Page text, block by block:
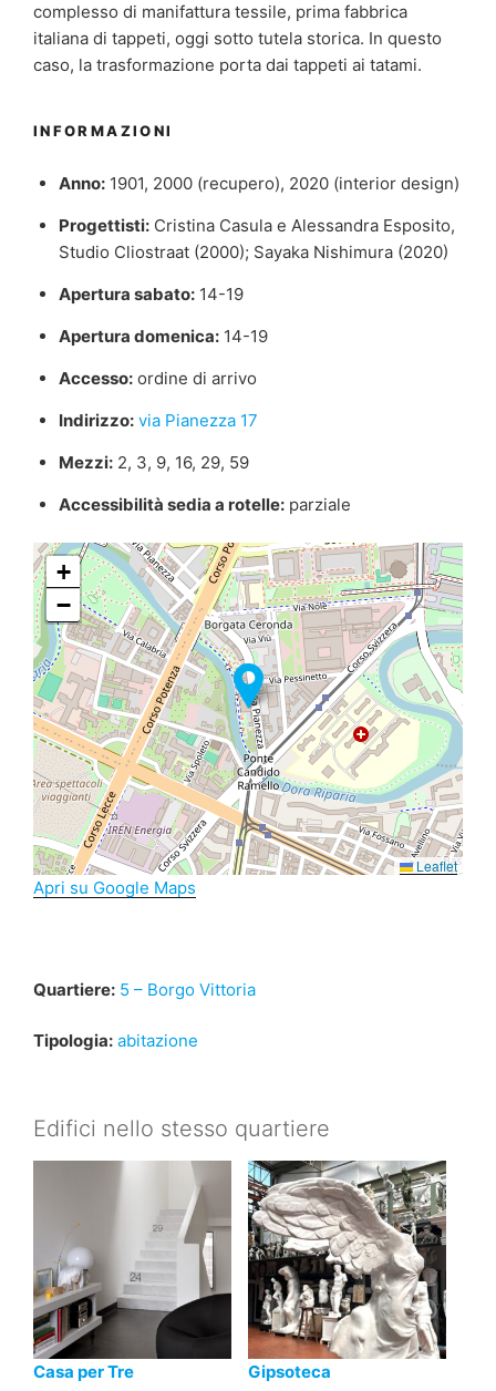
complesso di manifattura tessile, prima fabbrica
italiana di tappeti, oggi sotto tutela storica. In questo
caso, la trasformazione porta dai tappeti ai tatami.
INFORMAZIONI
Anno:1901, 2000 (recupero), 2020 (interior design)
Progettisti:Cristina Casula e Alessandra Esposito,
Studio Cliostraat (2000); Sayaka Nishimura (2020)
Apertura sabato:14-19
Apertura domenica:14-19
Accesso:ordine di arrivo
Indirizzo: via Pianezza 17
Mezzi:2, 3, 9, 16, 29, 59
Accessibilità sedia a rotelle:parziale
+
−
Leaflet
Apri su Google Maps
Quartiere: 5 – Borgo Vittoria
Tipologia: abitazione
Edifici nello stesso quartiere
Casa per Tre Gipsoteca